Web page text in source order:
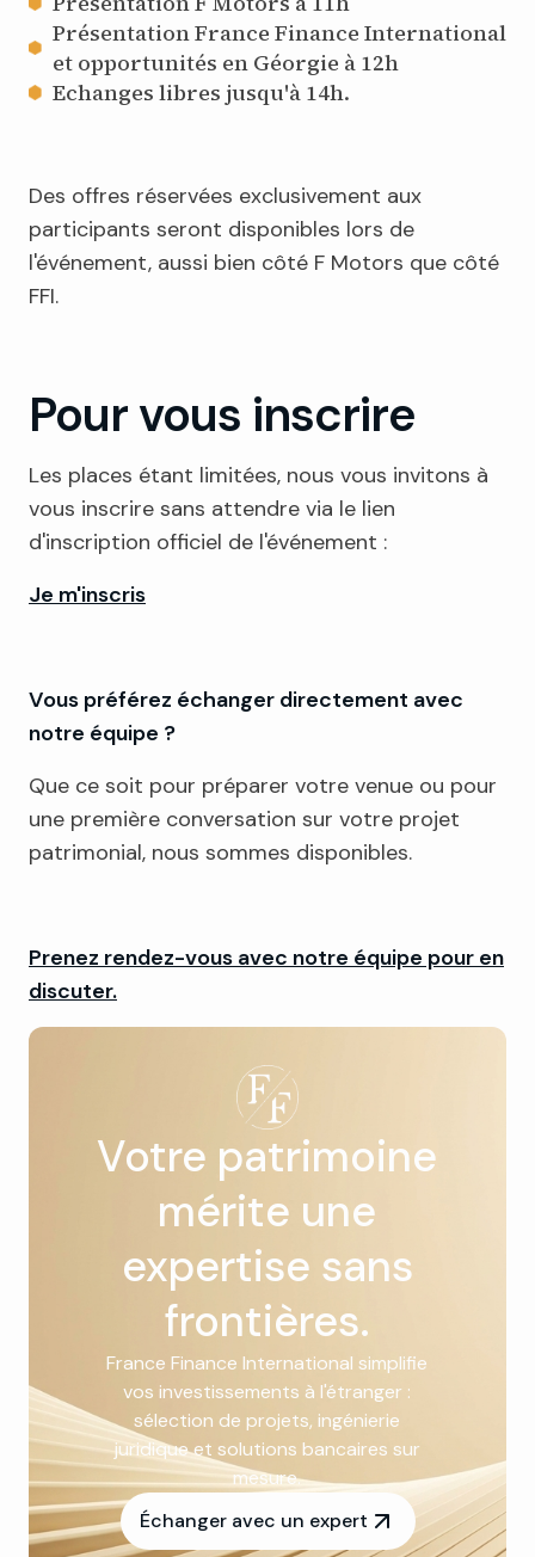
Présentation France Finance International
et opportunités en Géorgie à 12h
Echanges libres jusqu'à 14h.
Des offres réservées exclusivement aux
participants seront disponibles lors de
l'événement, aussi bien côté F Motors que côté
FFI.
Pour vous inscrire
Les places étant limitées, nous vous invitons à
vous inscrire sans attendre via le lien
d'inscription officiel de l'événement :
Je m'inscris
Vous préférez échanger directement avec
notre équipe ?
Que ce soit pour préparer votre venue ou pour
une première conversation sur votre projet
patrimonial, nous sommes disponibles.
Prenez rendez-vous avec notre équipe pour en
discuter.
Votre patrimoine
mérite une
expertise sans
frontières.
France Finance International simplifie
vos investissements à l'étranger :
sélection de projets, ingénierie
juridique et solutions bancaires sur
mesure.
Échanger avec un expert